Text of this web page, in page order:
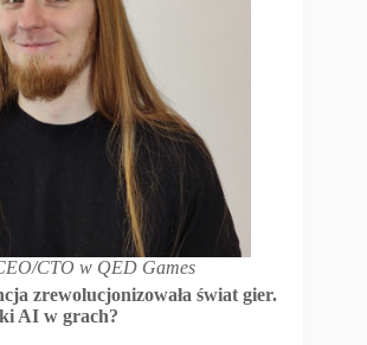
CTO w QED Games
zrewolucjonizowała świat gier.
AI w grach?